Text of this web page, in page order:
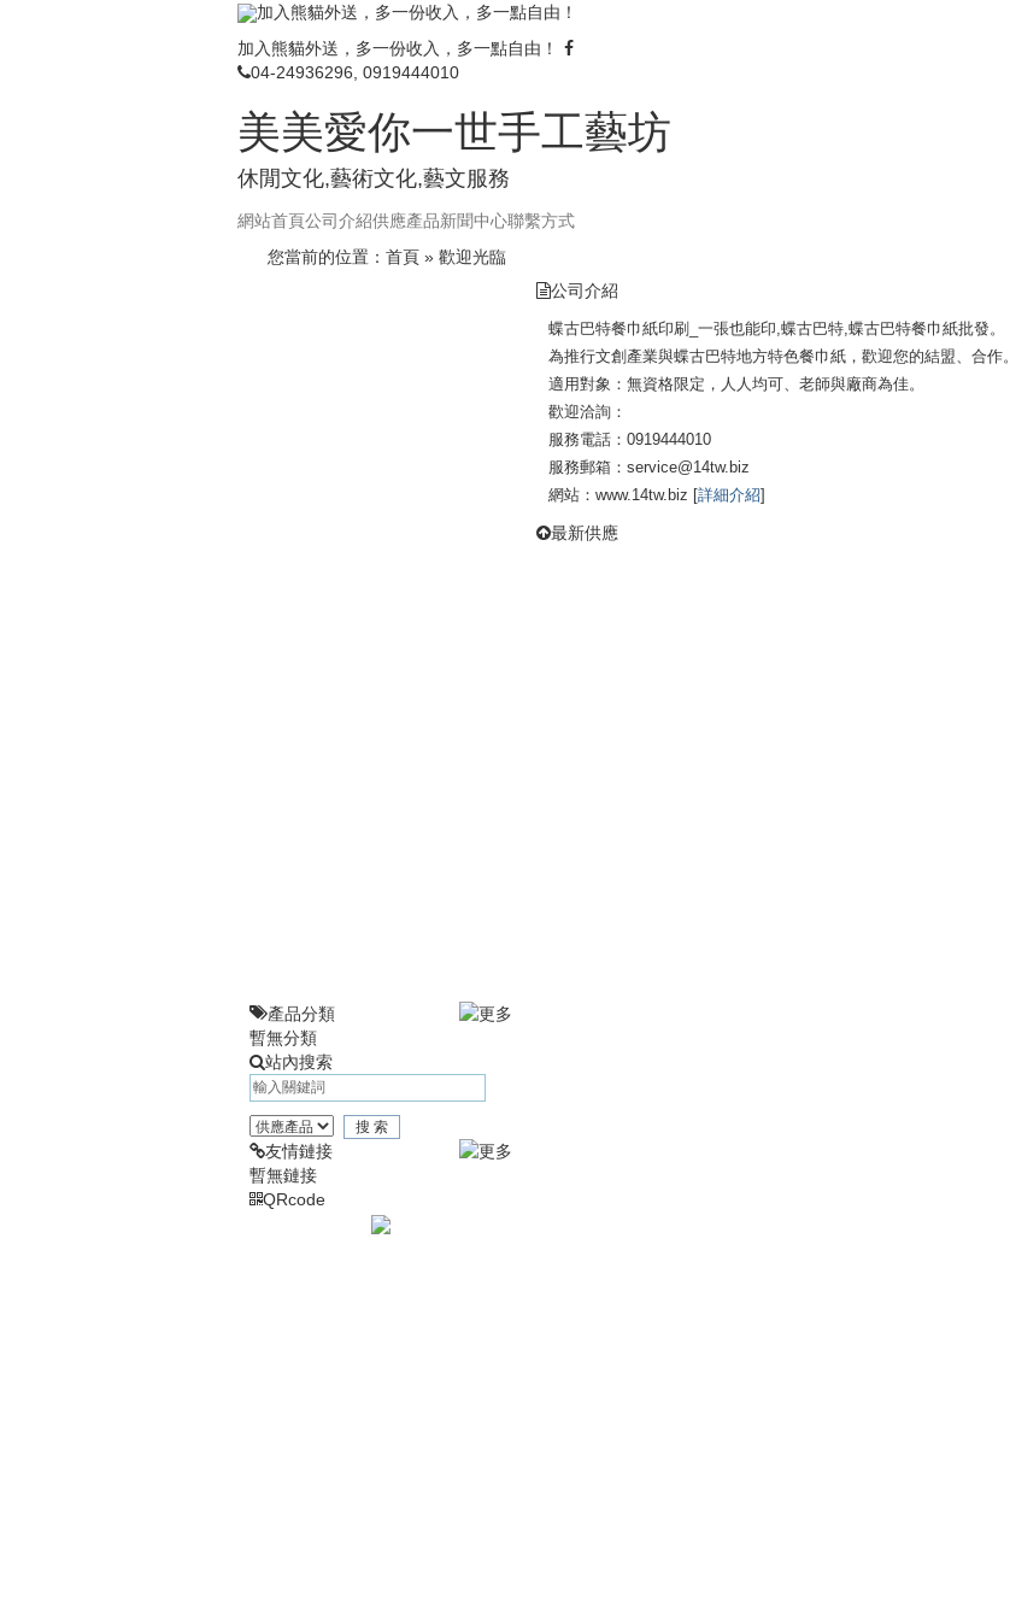
加入熊貓外送，多一份收入，多一點自由！
加入熊貓外送，多一份收入，多一點自由！
04-24936296, 0919444010
美美愛你一世手工藝坊
休閒文化,藝術文化,藝文服務
網站首頁公司介紹供應產品新聞中心聯繫方式
您當前的位置： 首頁 » 歡迎光臨
產品分類
暫無分類
站內搜索
友情鏈接
暫無鏈接
QRcode
公司介紹
蝶古巴特餐巾紙印刷_一張也能印,蝶古巴特,蝶古巴特餐巾紙批發。
為推行文創產業與蝶古巴特地方特色餐巾紙，歡迎您的結盟、合作。
適用對象：無資格限定，人人均可、老師與廠商為佳。
歡迎洽詢：
服務電話：0919444010
服務郵箱：service@14tw.biz
網站：www.14tw.biz [詳細介紹]
最新供應